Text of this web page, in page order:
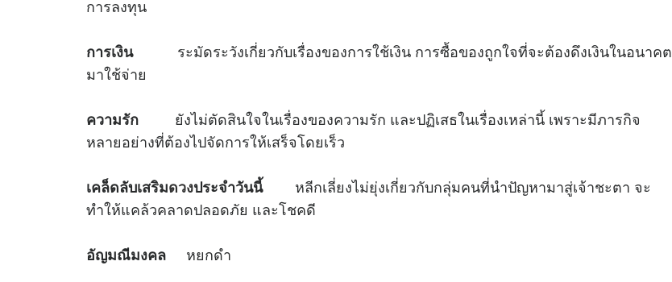
การลงทุน
การเงินระมัดระวังเกี่ยวกับเรื่องของการใช้เงิน การซื้อของถูกใจที่จะต้องดึงเงินในอนาคต
มาใช้จ่าย
ความรัก ยังไม่ตัดสินใจในเรื่องของความรัก และปฏิเสธในเรื่องเหล่านี้ เพราะมีภารกิจ
หลายอย่างที่ต้องไปจัดการให้เสร็จโดยเร็ว
เคล็ดลับเสริมดวงประจำวันนี้หลีกเลี่ยงไม่ยุ่งเกี่ยวกับกลุ่มคนที่นำปัญหามาสู่เจ้าชะตา จะ
ทำให้แคล้วคลาดปลอดภัย และโชคดี
อัญมณีมงคล หยกดำ